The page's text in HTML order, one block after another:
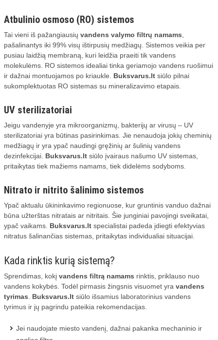
Atbulinio osmoso (RO) sistemos
Tai vieni iš pažangiausių vandens valymo filtrų namams
pašalinantys iki 99% visų ištirpusių medžiagų. Sistemos veikia per
pusiau laidžią membraną, kuri leidžia praeiti tik vandens
molekulėms. RO sistemos idealiai tinka geriamojo vandens ruošimui
ir dažnai montuojamos po kriaukle. Buksvarus.lt siūlo pilnai
sukomplektuotas RO sistemas su mineralizavimo etapais.
UV sterilizatoriai
Jeigu vandenyje yra mikroorganizmų, bakterijų ar virusų – UV
sterilizatoriai yra būtinas pasirinkimas. Jie nenaudoja jokių cheminių
medžiagų ir yra ypač naudingi gręžinių ar šulinių vandens
dezinfekcijai. Buksvarus.lt siūlo įvairaus našumo UV sistemas,
pritaikytas tiek mažiems namams, tiek didelėms sodyboms.
Nitrato ir nitrito šalinimo sistemos
Ypač aktualu ūkininkavimo regionuose, kur gruntinis vanduo dažnai
būna užterštas nitratais ar nitritais. Šie junginiai pavojingi sveikatai,
ypač vaikams. Buksvarus.lt specialistai padeda įdiegti efektyvias
nitratus šalinančias sistemas, pritaikytas individualiai situacijai.
Kada rinktis kurią sistemą?
Sprendimas, kokį vandens filtrą namams rinktis, priklauso nuo
vandens kokybės. Todėl pirmasis žingsnis visuomet yra vandens
tyrimas
Buksvarus.lt siūlo išsamius laboratorinius vandens
tyrimus ir jų pagrindu pateikia rekomendacijas.
Jei naudojate miesto vandenį, dažnai pakanka mechaninio ir